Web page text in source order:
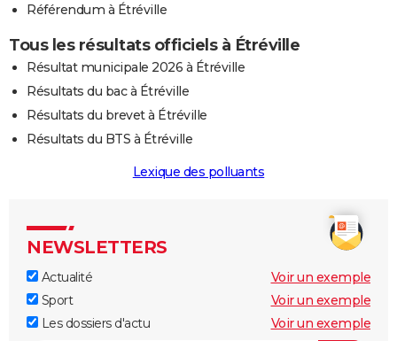
Référendum à Étréville
Tous les résultats officiels à Étréville
Résultat municipale 2026 à Étréville
Résultats du bac à Étréville
Résultats du brevet à Étréville
Résultats du BTS à Étréville
Lexique des polluants
NEWSLETTERS
Actualité
Voir un exemple
Sport
Voir un exemple
Les dossiers d'actu
Voir un exemple